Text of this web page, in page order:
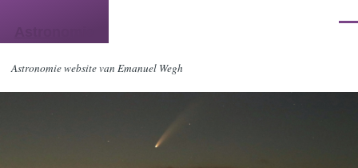
Astronomie website van Emanuel Wegh